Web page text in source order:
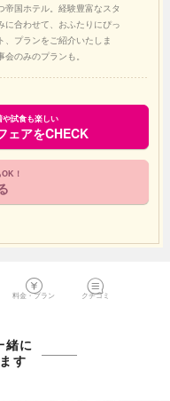
国ホテル。経験豊富なスタ
に合わせて、おふたりにぴっ
、プランをご紹介いたしま
のみのプランも。
や試食も楽しい
ェアをCHECK
！
料金・プラン クチコミ
緒に
す